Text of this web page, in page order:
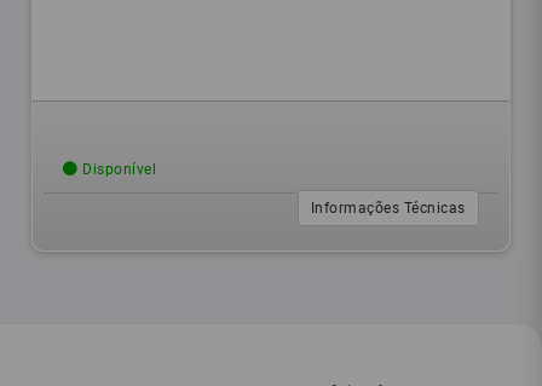
Disponível
Informações Técnicas